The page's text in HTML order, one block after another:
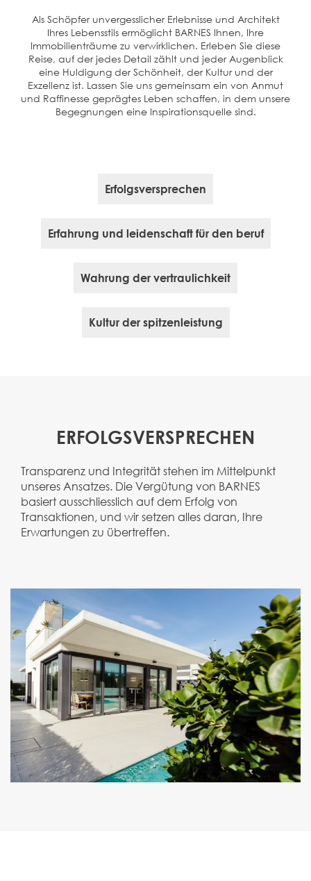
Als Schöpfer unvergesslicher Erlebnisse und Architekt
Ihres Lebensstils ermöglicht BARNES Ihnen, Ihre
Immobilienträume zu verwirklichen. Erleben Sie diese
Reise, auf der jedes Detail zählt und jeder Augenblick
eine Huldigung der Schönheit, der Kultur und der
Exzellenz ist. Lassen Sie uns gemeinsam ein von Anmut
und Raffinesse geprägtes Leben schaffen, in dem unsere
Begegnungen eine Inspirationsquelle sind.
Erfolgsversprechen
Erfahrung und leidenschaft für den beruf
Wahrung der vertraulichkeit
Kultur der spitzenleistung
ERFOLGSVERSPRECHEN
Transparenz und Integrität stehen im Mittelpunkt
unseres Ansatzes. Die Vergütung von BARNES
basiert ausschliesslich auf dem Erfolg von
Transaktionen, und wir setzen alles daran, Ihre
Erwartungen zu übertreffen.